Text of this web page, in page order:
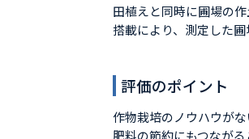
田植えと同時に圃場の
搭載により、測定した
評価のポイント
作物栽培のノウハウが